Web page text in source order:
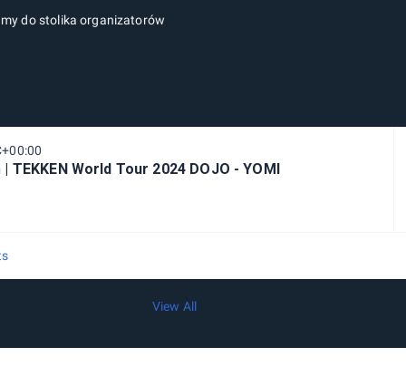
do stolika organizatorów
World Tour 2024 DOJO - YOMI
View All